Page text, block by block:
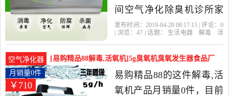
间空气净化除臭机诊所家
用是2019年u[3990282858]
很高的解毒,活氧机，由广
东 广州发货。
发布时间：2019-04-28 08:17:15 | 评论： 0
| 浏览：47 | 话题： 生活电器 解毒
活
空气净化器
[易购精品88解毒,活氧机]5g臭氧机臭氧发生器食品厂
汽车空气净月销量0件仅售710元
￥710
月销量0件
易购精品88的这件解毒,活
氧机产品月销量0件，目前